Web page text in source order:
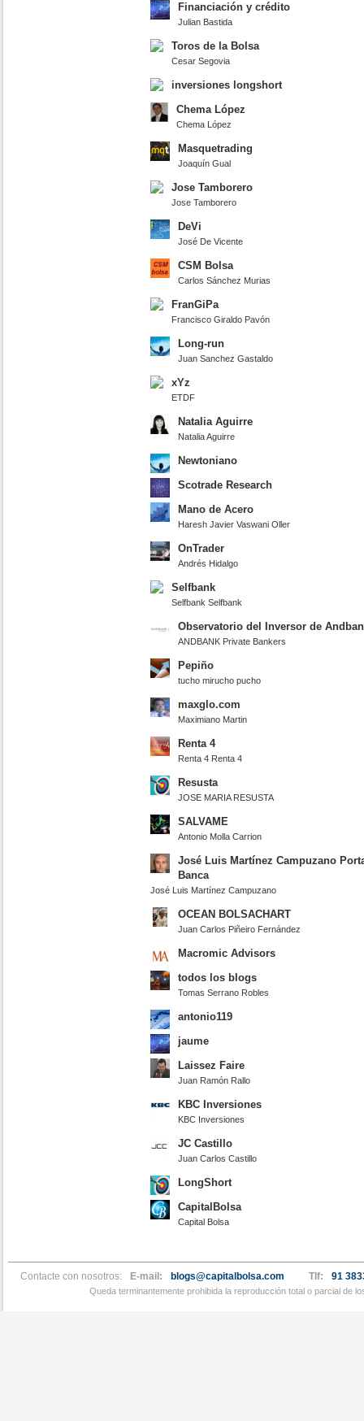
Financiación y crédito
Julian Bastida
Toros de la Bolsa
Cesar Segovia
inversiones longshort
Chema López
Chema López
Masquetrading
Joaquín Gual
Jose Tamborero
Jose Tamborero
DeVi
José De Vicente
CSM Bolsa
Carlos Sánchez Murias
FranGiPa
Francisco Giraldo Pavón
Long-run
Juan Sanchez Gastaldo
xYz
ETDF
Natalia Aguirre
Natalia Aguirre
Newtoniano
Scotrade Research
Mano de Acero
Haresh Javier Vaswani Oller
OnTrader
Andrés Hidalgo
Selfbank
Selfbank Selfbank
Observatorio del Inversor de
ANDBANK Private Bankers
Pepiño
tucho mirucho pucho
maxglo.com
Maximiano Martin
Renta 4
Renta 4 Renta 4
Resusta
JOSE MARIA RESUSTA
SALVAME
Antonio Molla Carrion
José Luis Martínez Campuzano
Banca
José Luis Martínez Campuzano
OCEAN BOLSACHART
Juan Carlos Piñeiro Fernández
Macromic Advisors
todos los blogs
Tomas Serrano Robles
antonio119
jaume
Laissez Faire
Juan Ramón Rallo
KBC Inversiones
KBC Inversiones
JC Castillo
Juan Carlos Castillo
LongShort
CapitalBolsa
Capital Bolsa
Contacte con nosotros: E-mail: blogs@capitalbolsa.com Tlf: 91
Queda terminantemente prohibida la reproducción total o parcial de